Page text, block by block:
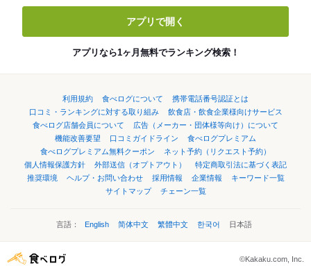
アプリで開く
アプリなら1ヶ月無料でランキング検索！
利用規約 食べログについて
携帯電話番号認証とは
口コミ・ランキングに対する取り組み
飲食店・飲食企業様向けサービス
食べログ店舗会員について
広告（メーカー・団体様等向け）について
機能改善要望
口コミガイドライン
食べログプレミアム
食べログプレミアム無料クーポン
ネット予約（リクエスト予約）
個人情報保護方針
外部送信（オプトアウト）
特定商取引法に基づく表記
推奨環境
ヘルプ・お問い合わせ 採用情報 企業情報
キーワード一覧
サイトマップ
チェーン一覧
言語： English 简体中文 繁體中文 한국어 日本語
©Kakaku.com, Inc.